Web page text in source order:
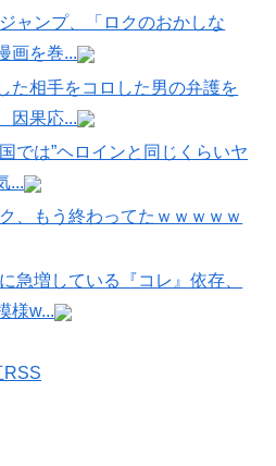
ャンプ、「ロクのおかしな
画を巻...
た相手をコロした男の弁護を
因果応...
では”ヘロインと同じくらいヤ
...
、もう終わってたｗｗｗｗｗ
急増している『コレ』依存、
様w...
RSS